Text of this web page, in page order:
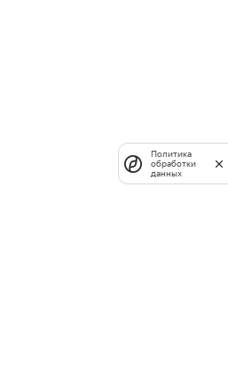
Политика
обработки
данных